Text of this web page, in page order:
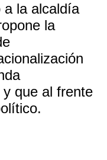
a la alcaldía
la
que al frente